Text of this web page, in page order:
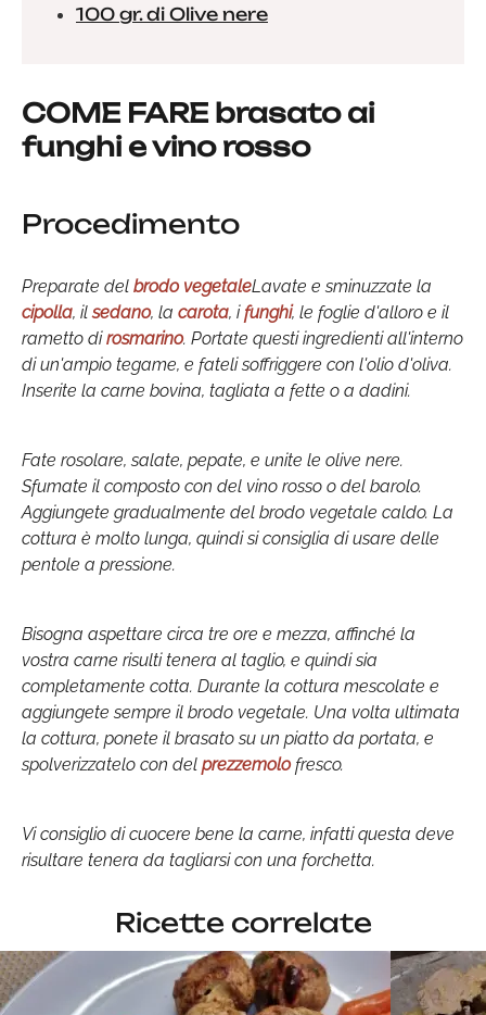
100 gr. di Olive nere
COME FARE brasato ai
funghi e vino rosso
Procedimento
Preparate del brodo vegetaleLavate e sminuzzate la
cipolla, ilsedano, la carota, ifunghi, le foglie d'alloro e il
rametto dirosmarino. Portate questi ingredienti all'interno
di un'ampio tegame, e fateli soffriggere con l'olio d'oliva.
Inserite la carne bovina, tagliata a fette o a dadini.
Fate rosolare, salate, pepate, e unite le olive nere.
Sfumate il composto con del vino rosso o del barolo.
Aggiungete gradualmente del brodo vegetale caldo. La
cottura è molto lunga, quindi si consiglia di usare delle
pentole a pressione.
Bisogna aspettare circa tre ore e mezza, affinché la
vostra carne risulti tenera al taglio, e quindi sia
completamente cotta. Durante la cottura mescolate e
aggiungete sempre il brodo vegetale. Una volta ultimata
la cottura, ponete il brasato su un piatto da portata, e
spolverizzatelo con del prezzemolofresco.
Vi consiglio di cuocere bene la carne, infatti questa deve
risultare tenera da tagliarsi con una forchetta.
Ricette correlate